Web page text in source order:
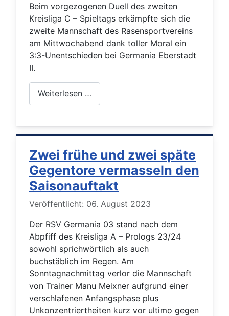
Beim vorgezogenen Duell des zweiten
Kreisliga C – Spieltags erkämpfte sich die
zweite Mannschaft des Rasensportvereins
am Mittwochabend dank toller Moral ein
3:3-Unentschieden bei Germania Eberstadt
II.
Weiterlesen …
Zwei frühe und zwei späte
Gegentore vermasseln den
Saisonauftakt
Details
Veröffentlicht: 06. August 2023
Der RSV Germania 03 stand nach dem
Abpfiff des Kreisliga A – Prologs 23/24
sowohl sprichwörtlich als auch
buchstäblich im Regen. Am
Sonntagnachmittag verlor die Mannschaft
von Trainer Manu Meixner aufgrund einer
verschlafenen Anfangsphase plus
Unkonzentriertheiten kurz vor ultimo gegen